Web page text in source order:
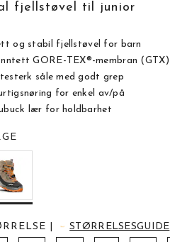
fjellstøvel til junior
og stabil fjellstøvel for barn
GORE-TEX®-membran (GTX)
såle med godt grep
for enkel av/på
lær for holdbarhet
STØRRELSESGUIDE